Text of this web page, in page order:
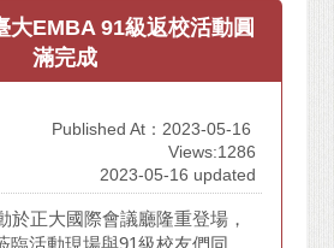
大EMBA 91級返校活動圓
滿完成
Published At：2023-05-16
Views:1286
2023-05-16 updated
於正大國際會議廳隆重登場，
臨活動現場與91級校友們同